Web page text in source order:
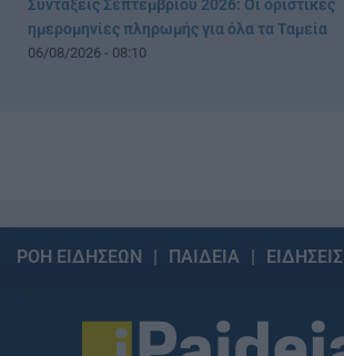
Συντάξεις Σεπτεμβρίου 2026: Οι οριστικές
ημερομηνίες πληρωμής για όλα τα Ταμεία
06/08/2026 - 08:10
ΡΟΗ ΕΙΔΗΣΕΩΝ ΠΑΙΔΕΙΑ ΕΙΔΗΣΕΙΣ